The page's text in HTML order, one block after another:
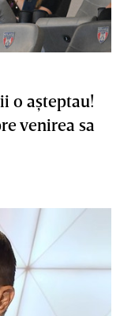
o aşteptau!
venirea sa